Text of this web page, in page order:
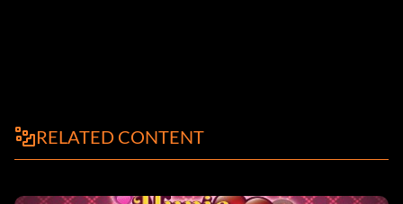
RELATED CONTENT